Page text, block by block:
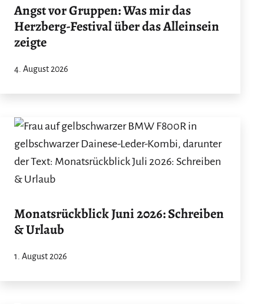
Angst vor Gruppen: Was mir das
Herzberg-Festival über das Alleinsein
zeigte
4. August 2026
Monatsrückblick Juni 2026: Schreiben
& Urlaub
1. August 2026